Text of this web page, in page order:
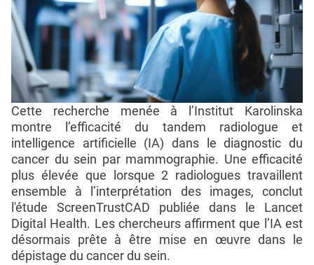
Cette recherche menée à l’Institut Karolinska
montre l’efficacité du tandem radiologue et
intelligence artificielle (IA) dans le diagnostic du
cancer du sein par mammographie. Une efficacité
plus élevée que lorsque 2 radiologues travaillent
ensemble à l’interprétation des images, conclut
l'étude ScreenTrustCAD publiée dans le Lancet
Digital Health. Les chercheurs affirment que l’IA est
désormais prête à être mise en œuvre dans le
dépistage du cancer du sein.